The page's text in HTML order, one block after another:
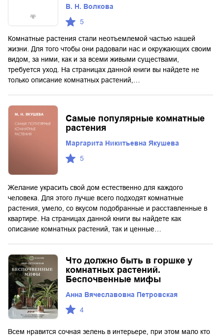
В. Н. Волкова
5
Комнатные растения стали неотъемлемой частью нашей
жизни. Для того чтобы они радовали нас и окружающих своим
видом, за ними, как и за всеми живыми существами,
требуется уход. На страницах данной книги вы найдете не
только описание комнатных растений,…
Самые популярные комнатные
растения
Маргарита Никитьевна Якушева
5
Желание украсить свой дом естественно для каждого
человека. Для этого лучше всего подходят комнатные
растения, умело, со вкусом подобранные и расставленные в
квартире. На страницах данной книги вы найдете как
описание комнатных растений, так и ценные…
Что должно быть в горшке у
комнатных растений.
Беспочвенные мифы
Анна Вячеславовна Петровская
4
Всем нравится сочная зелень в интерьере, при этом мало кто